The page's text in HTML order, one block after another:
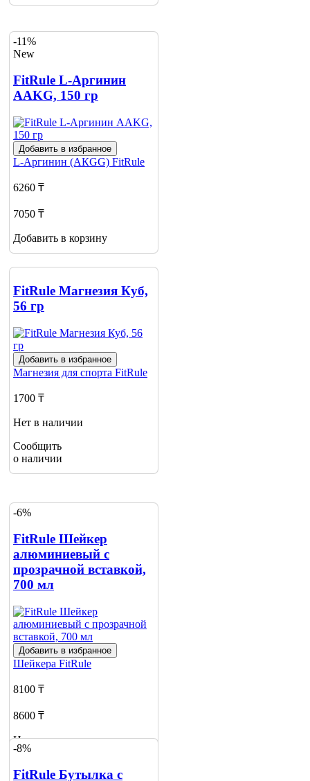
-11%
New
FitRule L-Аргинин
AAKG, 150 гр
Добавить в избранное
L-Аргинин (АКGG) FitRule
6260 ₸
7050 ₸
Добавить в корзину
FitRule Магнезия Куб,
56 гр
Добавить в избранное
Магнезия для спорта FitRule
1700 ₸
Нет в наличии
Сообщить
о наличии
-6%
FitRule Шейкер
алюминиевый с
прозрачной вставкой,
700 мл
Добавить в избранное
Шейкера FitRule
8100 ₸
8600 ₸
Нет в наличии
о наличии
-8%
FitRule Бутылка с